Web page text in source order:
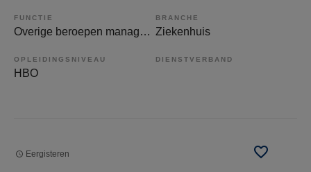
FUNCTIE
Overige beroepen management
BRANCHE
Ziekenhuis
OPLEIDINGSNIVEAU
HBO
DIENSTVERBAND
Eergisteren